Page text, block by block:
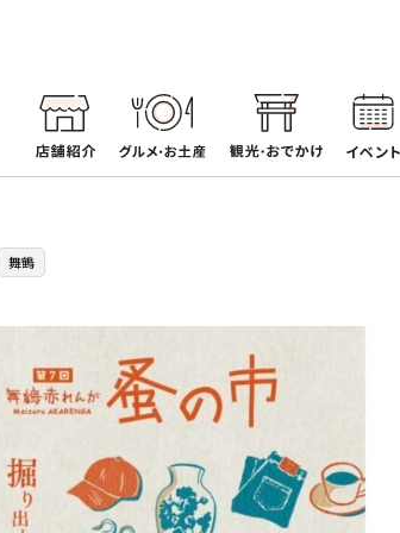
舞鶴